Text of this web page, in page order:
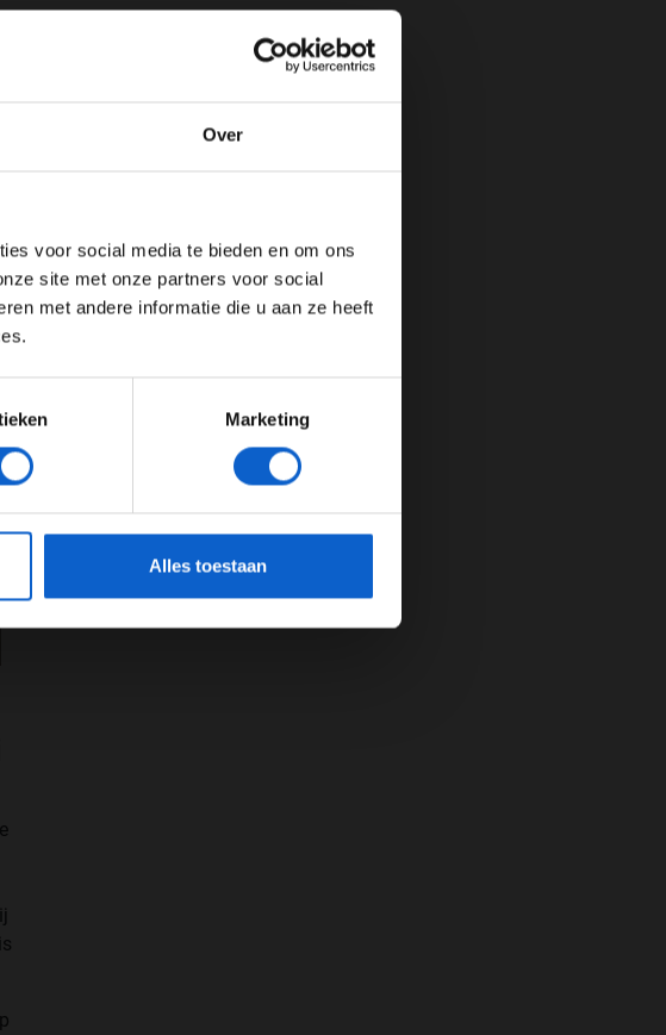
Over
voor social media te bieden en om ons
site met onze partners voor social
met andere informatie die u aan ze heeft
Marketing
Alles toestaan
(18+)
OUDER
en -bescherming.